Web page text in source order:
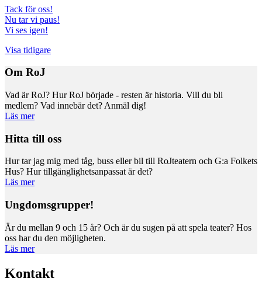
Tack för oss!
Nu tar vi paus!
Vi ses igen!
Visa tidigare
Om RoJ
Vad är RoJ? Hur RoJ började - resten är historia. Vill du bli
medlem? Vad innebär det? Anmäl dig!
Läs mer
Hitta till oss
Hur tar jag mig med tåg, buss eller bil till RoJteatern och G:a Folkets
Hus? Hur tillgänglighetsanpassat är det?
Läs mer
Ungdomsgrupper!
Är du mellan 9 och 15 år? Och är du sugen på att spela teater? Hos
oss har du den möjligheten.
Läs mer
Kontakt